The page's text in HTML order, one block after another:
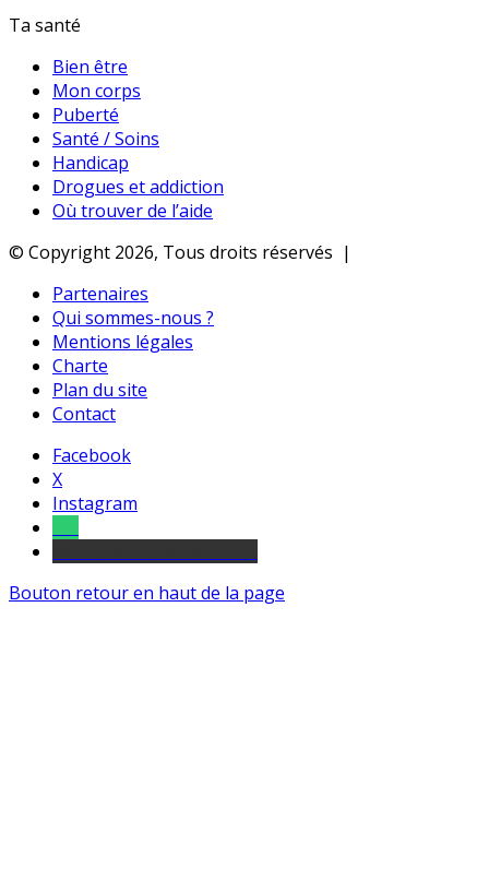
Ta santé
Bien être
Mon corps
Puberté
Santé / Soins
Handicap
Drogues et addiction
Où trouver de l’aide
© Copyright 2026, Tous droits réservés |
Partenaires
Qui sommes-nous ?
Mentions légales
Charte
Plan du site
Contact
Facebook
X
Instagram
Bouton retour en haut de la page